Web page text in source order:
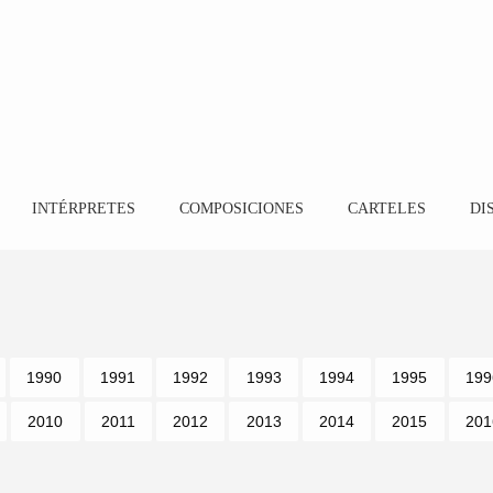
INTÉRPRETES COMPOSICIONES CARTELES
1990 1991 1992 1993 1994 1995
2010 2011 2012 2013 2014 2015